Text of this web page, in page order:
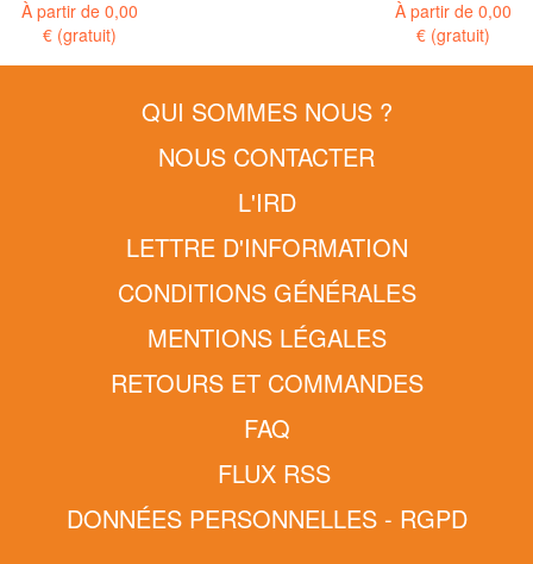
À partir de0,00
€ (gratuit)
À partir de 0,00
€ (gratuit)
QUI SOMMES NOUS ?
NOUS CONTACTER
L'IRD
LETTRE D'INFORMATION
CONDITIONS GÉNÉRALES
MENTIONS LÉGALES
RETOURS ET COMMANDES
FAQ
FLUX RSS
DONNÉES PERSONNELLES - RGPD